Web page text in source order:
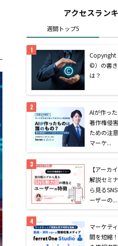
アクセスラン
週間トップ5
Copyright
©）の書
は？
AIが作っ
著作権侵
ための注
マーケ...
【アーカ
解説セミ
ら見る
ーザーの...
マーケテ
間を短縮